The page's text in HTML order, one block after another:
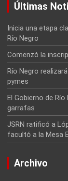
Últimas
Inicia una etapa
Río Negro
Comenzó la
Río Negro
pymes
El Gobierno de
garrafas
JSRN ratificó a
facultó a la Mesa
Archivo